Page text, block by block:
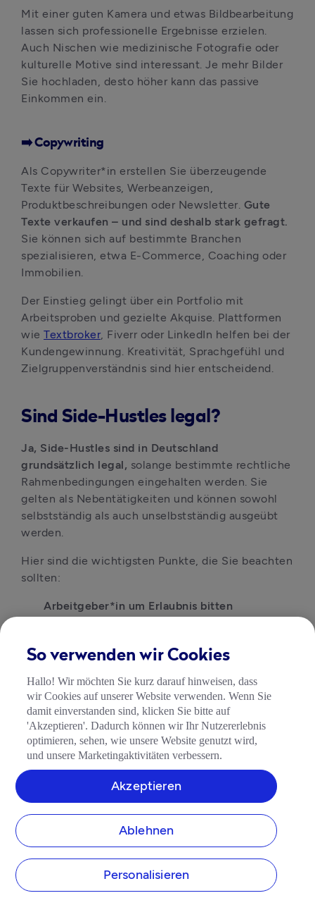
Mit einer guten Kamera und etwas Bildbearbeitung
lassen sich professionelle Ergebnisse erzielen.
Auch Nischen wie medizinische Fotografie oder
kulturelle Motive sind interessant. Je mehr Bilder
Sie hochladen, desto höher kann das passive
Einkommen ein.
➡️ Copywriting
Als Copywriter*in erstellen Sie überzeugende
Texte für Websites, Werbeanzeigen,
Produktbeschreibungen oder Newsletter. Gute
Sie können sich auf bestimmte Branchen
spezialisieren, etwa E-Commerce, Coaching oder
Immobilien.
Der Einstieg gelingt über ein Portfolio mit
Arbeitsproben und gezielte Akquise. Plattformen
wie Textbroker, Fiverr oder LinkedIn helfen bei der
Kundengewinnung. Kreativität, Sprachgefühl und
Zielgruppenverständnis sind hier entscheidend.
Sind Side-Hustles legal?
Ja, Side-Hustles sind in Deutschland
grundsätzlich legal, solange bestimmte rechtliche
Rahmenbedingungen eingehalten werden. Sie
gelten als Nebentätigkeiten und können sowohl
selbstständig als auch unselbstständig ausgeübt
werden.
Hier sind die wichtigsten Punkte, die Sie beachten
sollten:
Arbeitgeber*in um Erlaubnis bitten
wenn Ihr Arbeitsvertrag dies vorsieht oder
handelt.
Der Arbeitgeber oder die Arbeitgeberin
darf die Nebentätigkeit nur verbieten,
wenn berechtigte Gründe vorliegen – z. B.
wenn Ihre Leistungsfähigkeit leidet oder
ein Interessenkonflikt besteht.
Die gesetzliche Höchstarbeitszeit liegt
und Nebentätigkeit zusammen dürfen
diese Grenze nicht überschreiten.
So verwenden wir Cookies
Hallo! Wir möchten Sie kurz darauf hinweisen, dass
wir Cookies auf unserer Website verwenden. Wenn Sie
damit einverstanden sind, klicken Sie bitte auf
'Akzeptieren'. Dadurch können wir Ihr Nutzererlebnis
optimieren, sehen, wie unsere Website genutzt wird,
und unsere Marketingaktivitäten verbessern.
Personalisieren
Ablehnen
Akzeptieren